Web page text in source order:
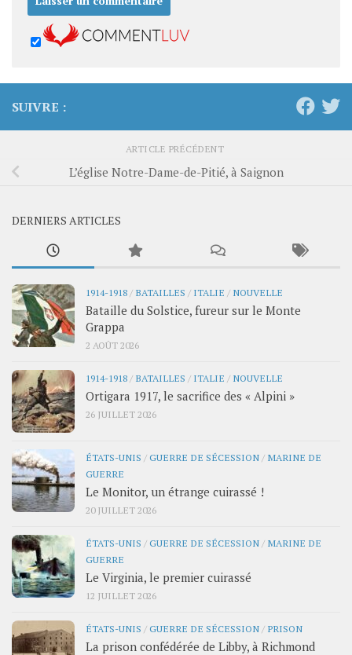
SUIVRE :
ARTICLE PRÉCÉDENT
L’église Notre-Dame-de-Pitié, à Saignon
DERNIERS ARTICLES
1914-1918 / BATAILLES / ITALIE / NOUVELLE
Bataille du Solstice, fureur sur le Monte
Grappa
2 AOÛT 2026
1914-1918 / BATAILLES / ITALIE / NOUVELLE
Ortigara 1917, le sacrifice des « Alpini »
26 JUILLET 2026
ÉTATS-UNIS /GUERRE DE SÉCESSION / MARINE DE
GUERRE
Le Monitor, un étrange cuirassé !
20 JUILLET 2026
ÉTATS-UNIS /GUERRE DE SÉCESSION / MARINE DE
GUERRE
Le Virginia, le premier cuirassé
12 JUILLET 2026
ÉTATS-UNIS /GUERRE DE SÉCESSION / PRISON
La prison confédérée de Libby, à Richmond